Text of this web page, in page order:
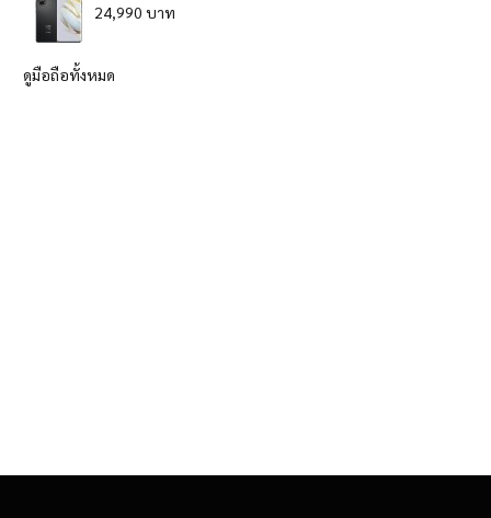
24,990 บาท
ดูมือถือทั้งหมด